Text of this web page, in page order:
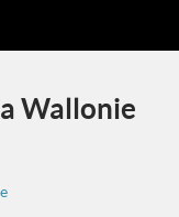
Wallonie